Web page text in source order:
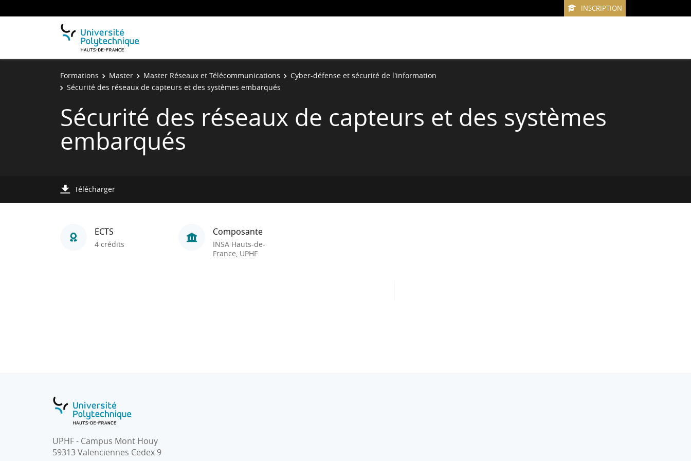
INSCRIPTION
Formations Master Master Réseaux et Télécommunications
Cyber-défense et sécurité de l'information
Sécurité des réseaux de capteurs et des systèmes embarqués
Sécurité des réseaux de capteurs et des systèmes
embarqués
Télécharger
ECTS
4 crédits
Composante
INSA Hauts-de-
France, UPHF
UPHF - Campus Mont Houy
59313 Valenciennes Cedex 9